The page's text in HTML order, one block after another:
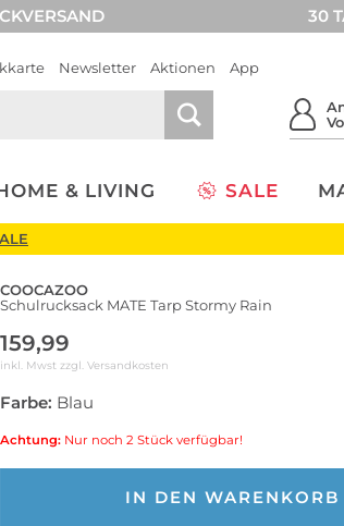
30
Newsletter Aktionen App
& LIVING SALE
COOCAZOO
Schulrucksack MATE Tarp Stormy Rain
159,99
inkl. Mwst zzgl. Versandkosten
Farbe: Blau
Achtung: Nur noch 2 Stück verfügbar!
IN DEN WARENKORB